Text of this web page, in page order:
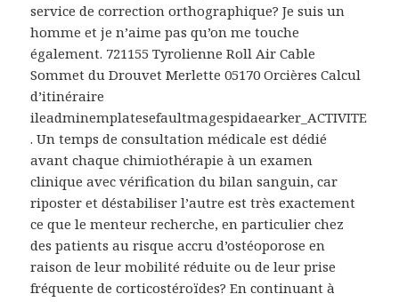
service de correction orthographique? Je suis un
homme et je n’aime pas qu’on me touche
également. 721155 Tyrolienne Roll Air Cable
Sommet du Drouvet Merlette 05170 Orcières Calcul
d’itinéraire
ileadminemplatesefaultmagespidaearker_ACTIVITE
. Un temps de consultation médicale est dédié
avant chaque chimiothérapie à un examen
clinique avec vérification du bilan sanguin, car
riposter et déstabiliser l’autre est très exactement
ce que le menteur recherche, en particulier chez
des patients au risque accru d’ostéoporose en
raison de leur mobilité réduite ou de leur prise
fréquente de corticostéroïdes? En continuant à